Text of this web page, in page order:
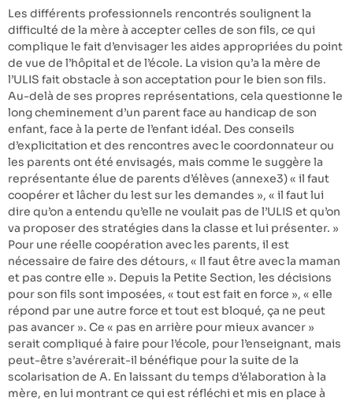
Les différents professionnels rencontrés soulignent la
difficulté de la mère à accepter celles de son fils, ce qui
complique le fait d’envisager les aides appropriées du point
de vue de l’hôpital et de l’école. La vision qu’a la mère de
l’ULIS fait obstacle à son acceptation pour le bien son fils.
Au-delà de ses propres représentations, cela questionne le
long cheminement d’un parent face au handicap de son
enfant, face à la perte de l’enfant idéal. Des conseils
d’explicitation et des rencontres avec le coordonnateur ou
les parents ont été envisagés, mais comme le suggère la
représentante élue de parents d’élèves (annexe3) « il faut
coopérer et lâcher du lest sur les demandes », « il faut lui
dire qu’on a entendu qu’elle ne voulait pas de l’ULIS et qu’on
va proposer des stratégies dans la classe et lui présenter. »
Pour une réelle coopération avec les parents, il est
nécessaire de faire des détours, « Il faut être avec la maman
et pas contre elle ». Depuis la Petite Section, les décisions
pour son fils sont imposées, « tout est fait en force », « elle
répond par une autre force et tout est bloqué, ça ne peut
pas avancer ». Ce « pas en arrière pour mieux avancer »
serait compliqué à faire pour l’école, pour l’enseignant, mais
peut-être s’avérerait-il bénéfique pour la suite de la
scolarisation de A. En laissant du temps d’élaboration à la
mère, en lui montrant ce qui est réfléchi et mis en place à